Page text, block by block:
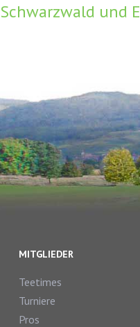
Schwarzwald und
MITGLIEDER
Teetimes
Turniere
Pros